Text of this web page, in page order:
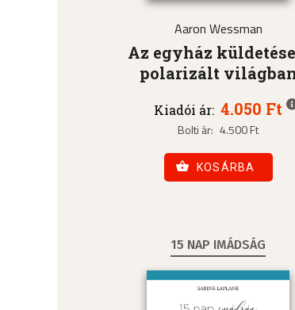
Aaron Wessman
Az egyház
polarizált
Kiadói ár: 4.050 Ft
Bolti ár: 4.500 Ft
KOSÁRBA
15 NAP IMÁDSÁG